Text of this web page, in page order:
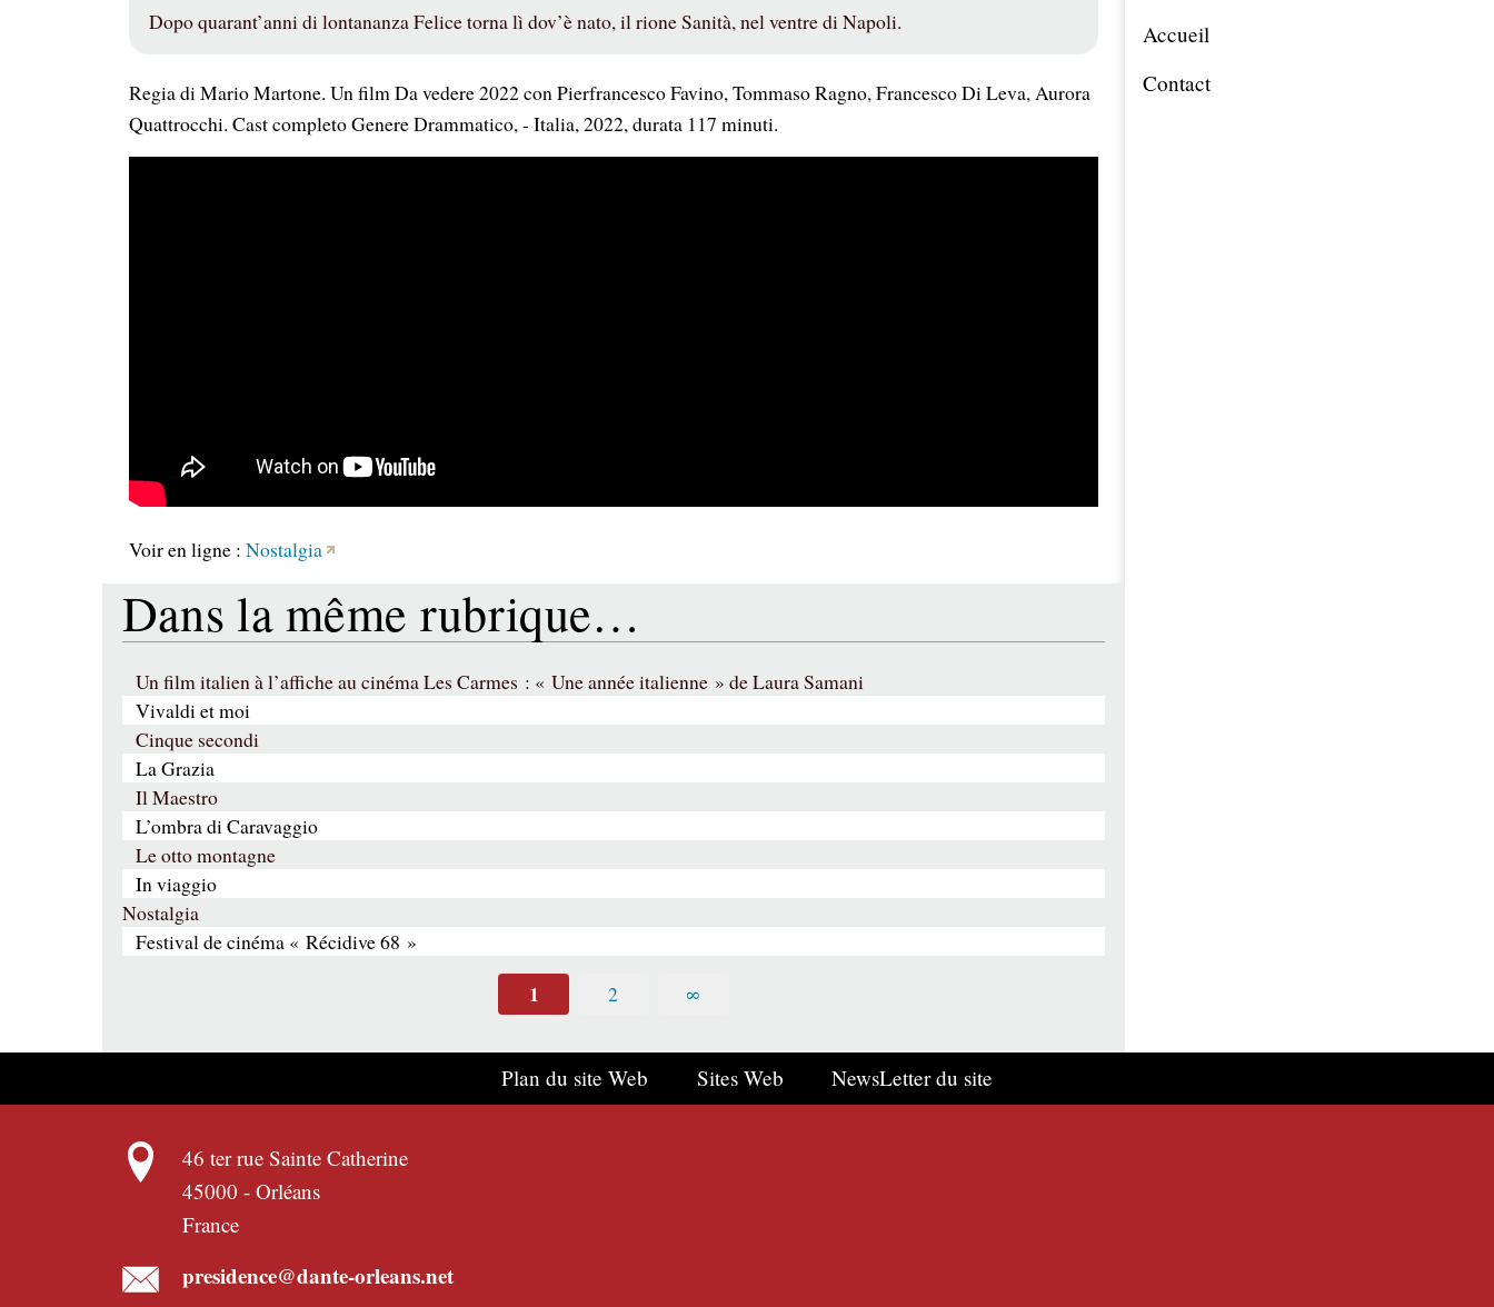
Dopo quarant’anni di lontananza Felice torna lì dov’è nato, il rione Sanità, nel ventre di Napoli.
Regia di Mario Martone. Un film Da vedere 2022 con Pierfrancesco Favino, Tommaso Ragno, Francesco Di Leva, Aurora
Quattrocchi. Cast completo Genere Drammatico, - Italia, 2022, durata 117 minuti.
Voir en ligne : Nostalgia
Dans la même rubrique…
Un film italien à l’affiche au cinéma Les Carmes : « Une année italienne » de Laura Samani
Vivaldi et moi
Cinque secondi
La Grazia
Il Maestro
L’ombra di Caravaggio
Le otto montagne
In viaggio
Nostalgia
Festival de cinéma « Récidive 68 »
1 2 ∞
Accueil
Contact
Plan du site Web Sites Web NewsLetter du site
46 ter rue Sainte Catherine
45000-Orléans
France
presidence@dante-orleans.net